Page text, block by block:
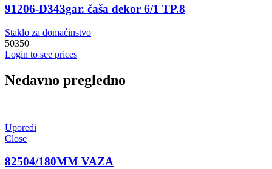
91206-D343gar. čaša dekor 6/1 TP.8
Staklo za domaćinstvo
50350
Login to see prices
Nedavno pregledno
Uporedi
Close
82504/180MM VAZA